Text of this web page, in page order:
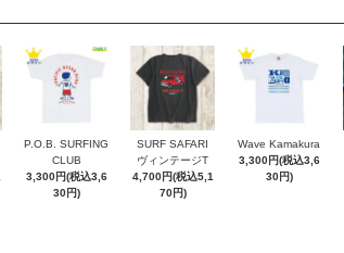
P.O.B. SURFING
CLUB
3,300円(税込3,6
30円)
SURF SAFARI
ヴィンテージT
4,700円(税込5,1
70円)
Wave Kamakura
3,300円(税込3,6
30円)